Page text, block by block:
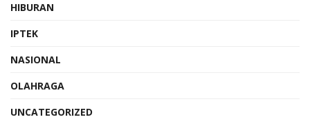
HIBURAN
IPTEK
NASIONAL
OLAHRAGA
UNCATEGORIZED